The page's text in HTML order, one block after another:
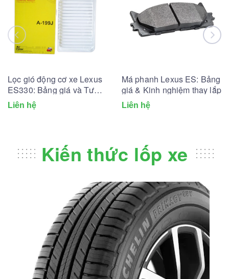
Lọc gió động cơ xe Lexus
ES330: Bảng giá và Tư
vấn A-Z
Liên hệ
Má phanh Lexus ES: Bảng
giá & Kinh nghiệm thay lắp
Liên hệ
Kiến thức lốp xe